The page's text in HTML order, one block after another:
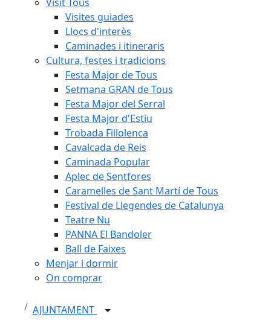
Visites guiades
Llocs d'interès
Caminades i itineraris
Cultura, festes i tradicions
Festa Major de Tous
Setmana GRAN de Tous
Festa Major del Serral
Festa Major d'Estiu
Trobada Fillolenca
Cavalcada de Reis
Caminada Popular
Aplec de Sentfores
Caramelles de Sant Martí de Tous
Festival de Llegendes de Catalunya
Teatre Nu
PANNA El Bandoler
Ball de Faixes
Menjar i dormir
On comprar
AJUNTAMENT